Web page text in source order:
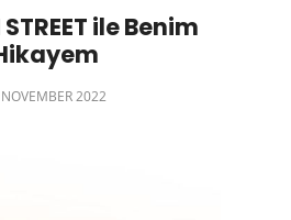
ile Benim
2022